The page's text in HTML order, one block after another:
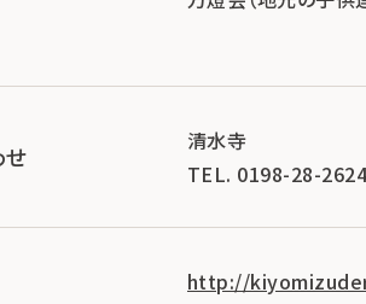
清水寺
TEL. 0198-28-
http://